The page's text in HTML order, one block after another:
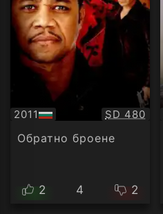
2011
БГ
аудио
Качество:
SD 480
Обратно броене
2 4 2